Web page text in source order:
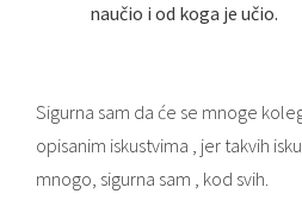
naučio i od koga je učio.
Sigurna sam da će se mnoge
opisanim iskustvima , jer takvih
mnogo, sigurna sam , kod svih.